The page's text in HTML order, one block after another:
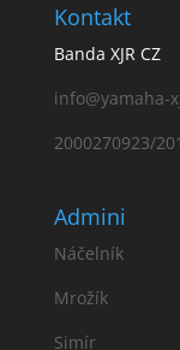
Kontakt
Banda XJR CZ
info@yamaha-
2000270923/
Admini
Náčelník
Mrožík
Simír